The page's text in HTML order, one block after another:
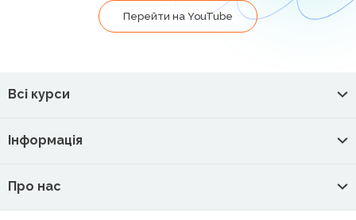
Перейти на YouTube
Всі курси
Інформація
Про нас